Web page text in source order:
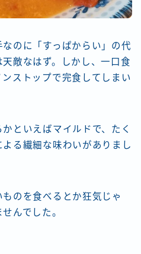
のに「すっぱからい」の代
敵なはず。しかし、一口食
ストップで完食してしまい
といえばマイルドで、たく
る繊細な味わいがありまし
のを食べるとか狂気じゃ
んでした。